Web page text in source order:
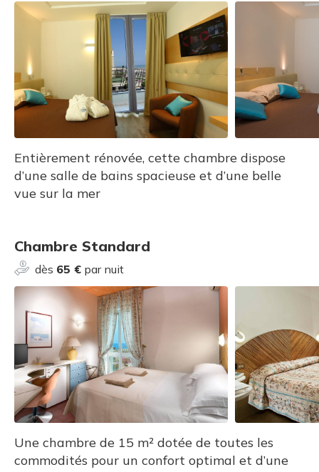
Entièrement rénovée, cette chambre dispose
d’une salle de bains spacieuse et d’une belle
vue sur la mer
Chambre Standard
dès 65 € par nuit
Une chambre de 15 m² dotée de toutes les
commodités pour un confort optimal et d’une